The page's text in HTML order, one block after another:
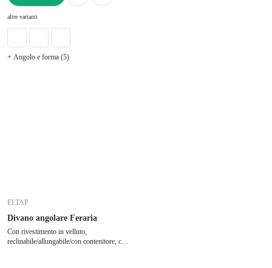
altre varianti
+ Angolo e forma (5)
ELTAP
Divano angolare Feraria
Con rivestimento in velluto,
reclinabile/allungabile/con contenitore, con